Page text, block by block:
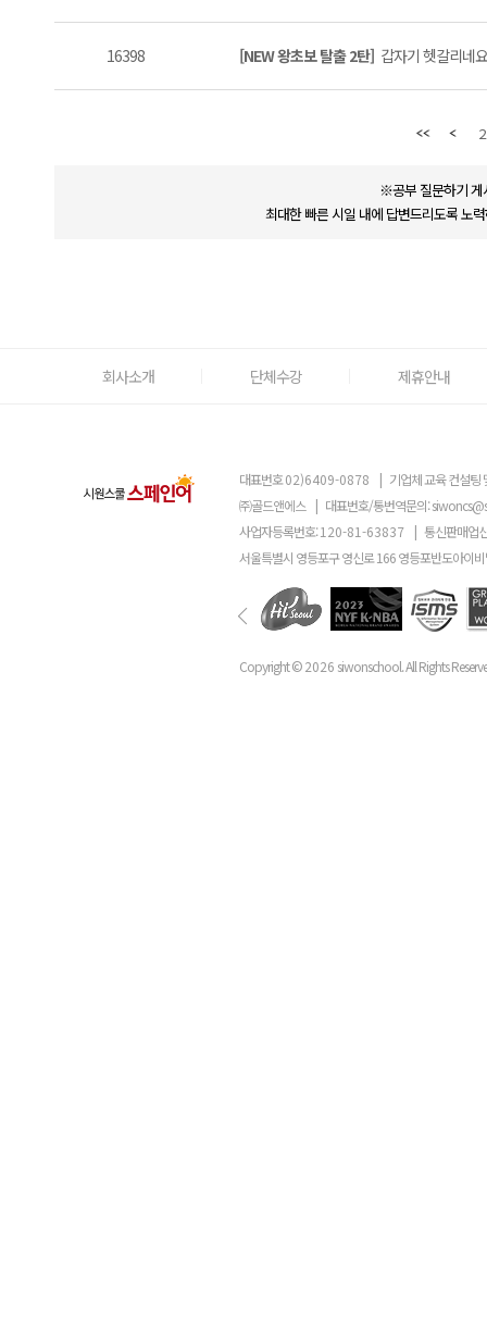
16398 [NEW 왕초보 탈출 2탄] 갑자기 헷갈리네
※공부 질문하기 게
최대한 빠른 시일 내에 답변드리도록 노
회사소개 단체수강 제휴안내
대표번호02)6409-0878 | 기업체 교육 컨설팅
㈜골드앤에스 | 대표번호/통번역문의:
사업자등록번호:120-81-63837 | 통신판매업
서울특별시 영등포구 영신로 166 영등포반도아이
Copyright ©2026 siwonschool. All Rights